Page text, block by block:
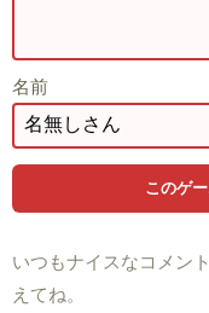
名前
いつもナイスなコメン
えてね。